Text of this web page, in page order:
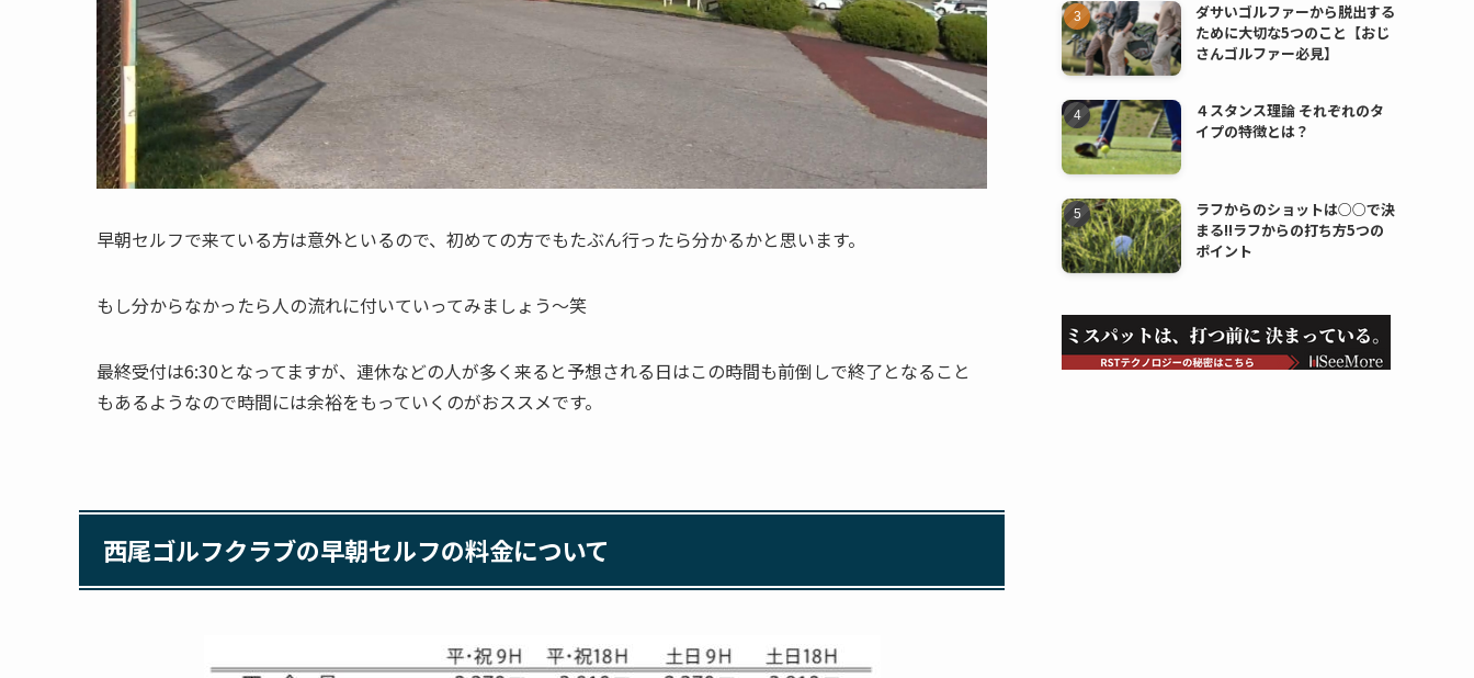
早朝セルフで来ている方は意外といるので、初めての方でもたぶん行ったら分かるかと思います。
もし分からなかったら人の流れに付いていってみましょう～笑
最終受付は6:30となってますが、連休などの人が多く来ると予想される日はこの時間も前倒しで終了となること
もあるようなので時間には余裕をもっていくのがおススメです。
西尾ゴルフクラブの早朝セルフの料金について
ダサいゴルファーから脱出する
ために大切な5つのこと【おじ
さんゴルファー必見】
４スタンス理論 それぞれのタ
イプの特徴とは？
ラフからのショットは○○で決
まる!!ラフからの打ち方5つの
ポイント